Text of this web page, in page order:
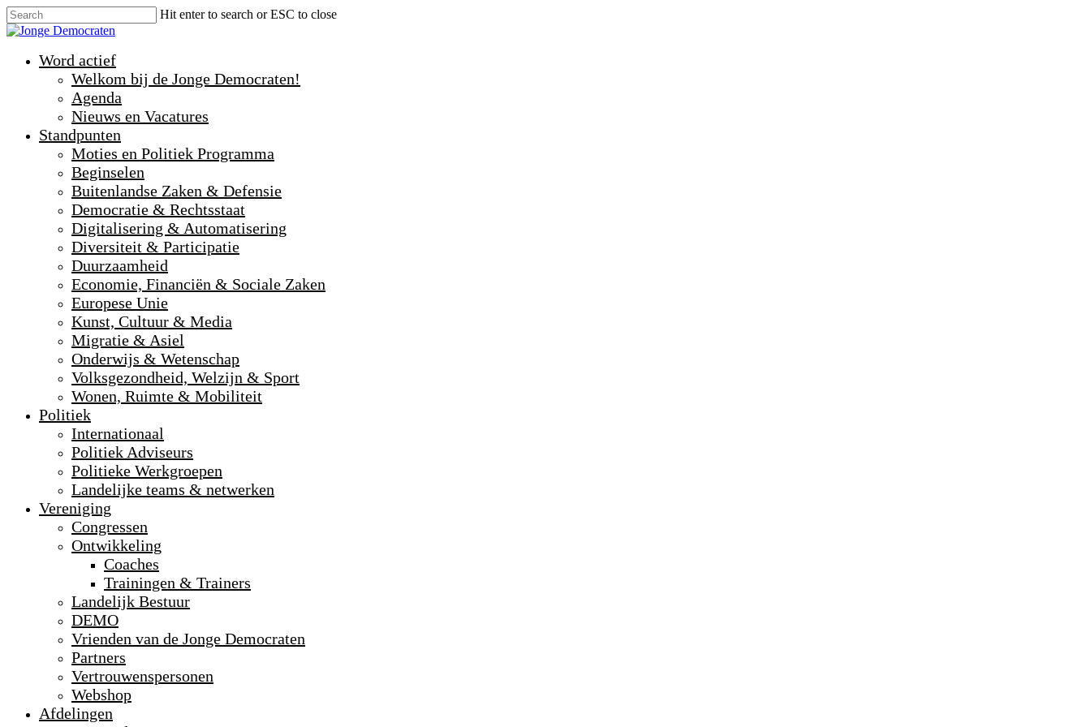
Hit enter to search or ESC to close
Word actief
Welkom bij de Jonge Democraten!
Agenda
Nieuws en Vacatures
Standpunten
Moties en Politiek Programma
Beginselen
Buitenlandse Zaken & Defensie
Democratie & Rechtsstaat
Digitalisering & Automatisering
Diversiteit & Participatie
Duurzaamheid
Economie, Financiën & Sociale Zaken
Europese Unie
Kunst, Cultuur & Media
Migratie & Asiel
Onderwijs & Wetenschap
Volksgezondheid, Welzijn & Sport
Wonen, Ruimte & Mobiliteit
Politiek
Internationaal
Politiek Adviseurs
Politieke Werkgroepen
Landelijke teams & netwerken
Vereniging
Congressen
Ontwikkeling
Coaches
Trainingen & Trainers
Landelijk Bestuur
DEMO
Vrienden van de Jonge Democraten
Partners
Vertrouwenspersonen
Webshop
Afdelingen